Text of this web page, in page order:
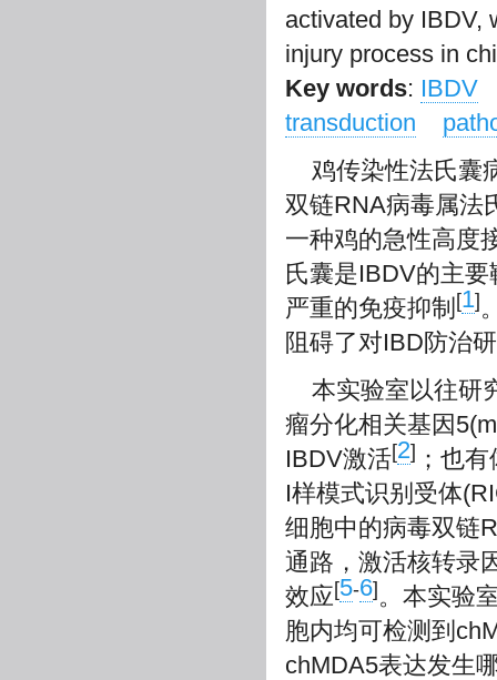
activated by IBDV,
injury process in
Key words: IBDV
transduction
鸡传染性法氏囊
双链RNA病毒属法
一种鸡的急性高度
氏囊是IBDV的主
严重的免疫抑制 [1]
阻碍了对IBD防治
本实验室以往研
瘤分化相关基因
IBDV激活[2] ；也
I样模式识别受体
细胞中的病毒双链
通路，激活核转录
效应[5-6]。本实验
胞内均可检测到
chMDA5表达发生